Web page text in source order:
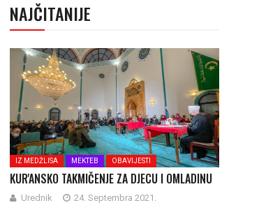
NAJČITANIJE
IZ MEDŽLISA MEKTEB OBAVIJESTI
KUR'ANSKO TAKMIČENJE ZA DJECU I OMLADINU
Urednik 24. Septembra 2021.